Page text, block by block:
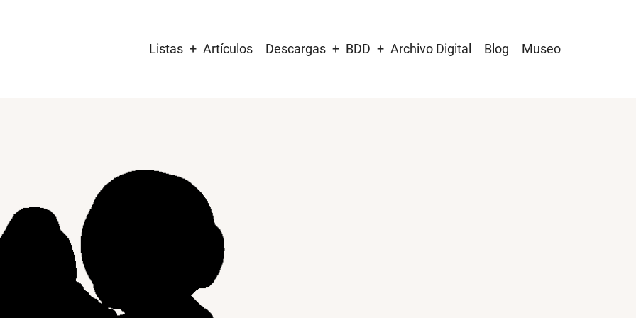
navigation
Listas Artículos Descargas BDD Archivo Digital Blog Museo